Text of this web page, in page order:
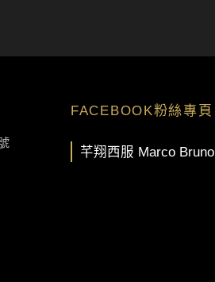
FACEBOOK粉絲專頁
芊翔西服 Marco Bruno